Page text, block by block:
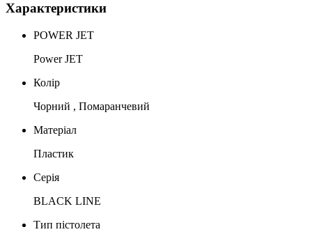
Характеристики
POWER JET
Power JET
Колір
Чорний , Помаранчевий
Матеріал
Пластик
Серія
BLACK LINE
Тип пістолета